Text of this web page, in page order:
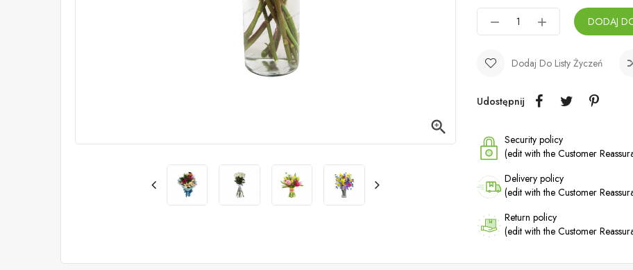

DODAJ
Dodaj Do Listy Życzeń
Udostępnij
Security policy
(edit with the Customer
Delivery policy
(edit with the Customer
Return policy
(edit with the Customer